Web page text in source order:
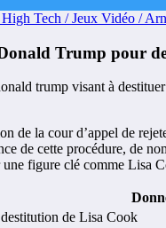
Tech / Jeux Vidéo /
Trump pour
de la cour d’appel de
de cette procédure, de
figure clé comme Lisa
de Lisa Cook